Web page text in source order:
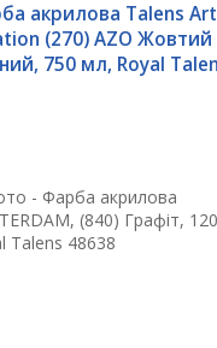
акрилова Talens Art
(270) AZO Жовтий
750 мл, Royal